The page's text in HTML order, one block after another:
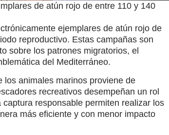
de atún rojo de entre 110 y 140
ejemplares de atún rojo de
reproductivo. Estas campañas son
sobre los patrones migratorios, el
del Mediterráneo.
los animales marinos proviene de
recreativos desempeñan un rol
responsable permiten realizar los
más eficiente y con menor impacto